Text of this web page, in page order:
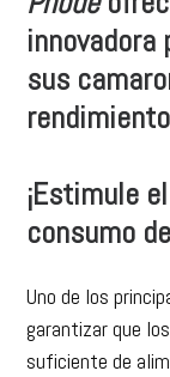
sus
¡Estimule
consumo
Uno de los
garantizar que
suficiente de